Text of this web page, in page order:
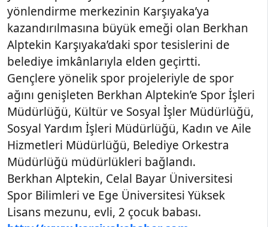
yönlendirme merkezinin Karşıyaka’ya
kazandırılmasına büyük emeği olan Berkhan
Alptekin Karşıyaka’daki spor tesislerini de
belediye imkânlarıyla elden geçirtti.
Gençlere yönelik spor projeleriyle de spor
ağını genişleten Berkhan Alptekin’e Spor İşleri
Müdürlüğü, Kültür ve Sosyal İşler Müdürlüğü,
Sosyal Yardım İşleri Müdürlüğü, Kadın ve Aile
Hizmetleri Müdürlüğü, Belediye Orkestra
Müdürlüğü müdürlükleri bağlandı.
Berkhan Alptekin, Celal Bayar Üniversitesi
Spor Bilimleri ve Ege Üniversitesi Yüksek
Lisans mezunu, evli, 2 çocuk babası.